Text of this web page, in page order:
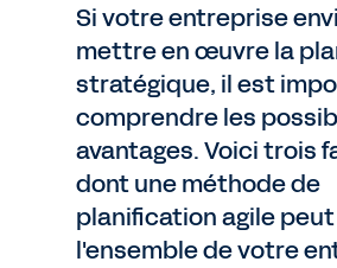
Si votre entreprise
mettre en œuvre la
stratégique, il est
comprendre les
avantages. Voici trois
dont une méthode de
planification agile
l'ensemble de votre